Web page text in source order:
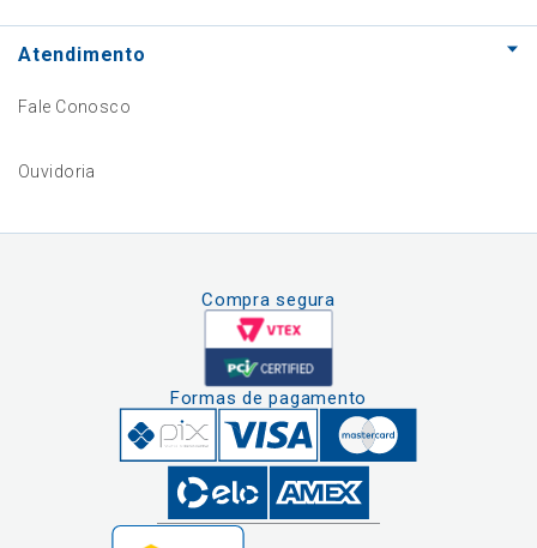
Atendimento
Fale Conosco
Ouvidoria
Compra segura
Formas de pagamento